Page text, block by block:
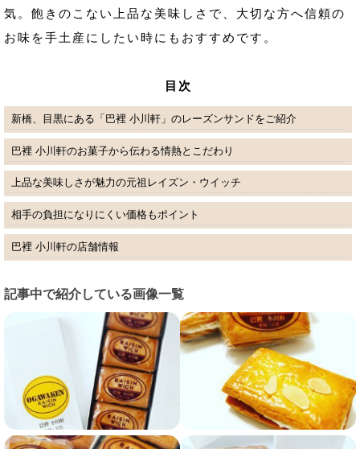
気。飽きのこない上品な美味しさで、大切な方へ信頼の
お味を手土産にしたい時にもおすすめです。
目次
新橋、目黒にある「巴裡 小川軒」のレーズンサンドをご紹介
巴裡 小川軒のお菓子から伝わる情熱とこだわり
上品な美味しさが魅力の元祖レイズン・ウイッチ
相手の負担になりにくい価格もポイント
巴裡 小川軒の店舗情報
記事中で紹介している画像一覧